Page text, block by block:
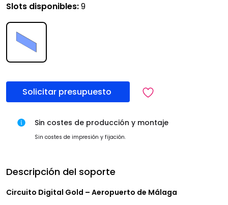
Slots disponibles:9
Solicitar presupuesto
Sin costes de producción y montaje
Sin costes de impresión y fijación.
Descripción del soporte
Circuito Digital Gold – Aeropuerto de Málaga